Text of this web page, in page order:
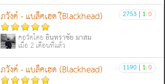
2753 | 1/0
ภวังค์ - แบล็คเฮด (ฺิBlackhead)
คอร์ดโดยอินทราชัย มาสม
เมื่อ 2 เดือนที่แล้ว
1190 | 1/0
ภวังค์ - แบล็คเฮด (Blackhead)